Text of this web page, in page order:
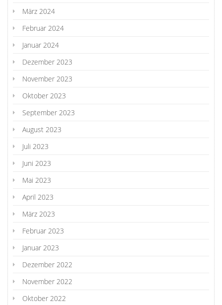
März 2024
Februar 2024
Januar 2024
Dezember 2023
November 2023
Oktober 2023
September 2023
August 2023
Juli 2023
Juni 2023
Mai 2023
April 2023
März 2023
Februar 2023
Januar 2023
Dezember 2022
November 2022
Oktober 2022